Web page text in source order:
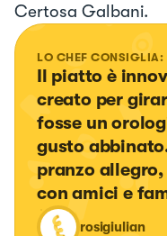
Certosa Galbani.
LO CHEF CONSIGLIA:
Il piatto è
creato per
fosse un
gusto
pranzo
con amici e
rosigiulian